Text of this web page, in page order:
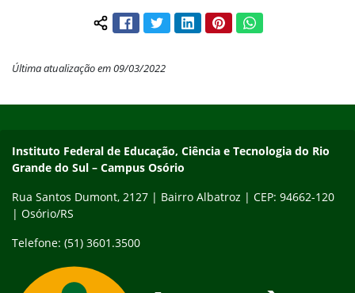
Compartilhar conteúdo:
FacebookTwitterLinkedInPinterestWhatsApp
Última atualização em 09/03/2022
Instituto Federal de Educação, Ciência e Tecnologia do Rio
Instituto Federal de Educação, Ciência e Tecnologia do Rio
Grande do Sul – Campus Osório
Rua Santos Dumont, 2127 | Bairro Albatroz | CEP: 94662-120
| Osório/RS
Telefone: (51) 3601.3500